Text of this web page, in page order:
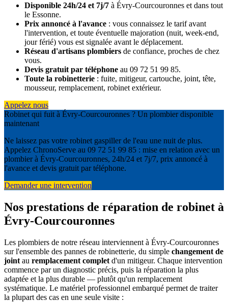
Disponible 24h/24 et 7j/7 à Évry-Courcouronnes et dans tout
le Essonne.
Prix annoncé à l'avance : vous connaissez le tarif avant
l'intervention, et toute éventuelle majoration (nuit, week-end,
jour férié) vous est signalée avant le déplacement.
Réseau d'artisans plombiers de confiance, proches de chez
vous.
Devis gratuit par téléphone au 09 72 51 99 85.
Toute la robinetterie : fuite, mitigeur, cartouche, joint, tête,
mousseur, remplacement, robinet extérieur.
Appelez nous
Robinet qui fuit à Évry-Courcouronnes ? Un plombier disponible
maintenant
Ne laissez pas votre robinet gaspiller de l'eau une nuit de plus.
Appelez ChronoServe au 09 72 51 99 85 : mise en relation avec un
plombier à Évry-Courcouronnes, 24h/24 et 7j/7, prix annoncé à
l'avance et devis gratuit par téléphone.
Demander une intervention
Nos prestations de réparation de robinet à
Évry-Courcouronnes
Les plombiers de notre réseau interviennent à Évry-Courcouronnes
sur l'ensemble des pannes de robinetterie, du simple changement de
joint au remplacement complet d'un mitigeur. Chaque intervention
commence par un diagnostic précis, puis la réparation la plus
adaptée et la plus durable — plutôt qu'un remplacement
systématique. Le matériel professionnel embarqué permet de traiter
la plupart des cas en une seule visite :